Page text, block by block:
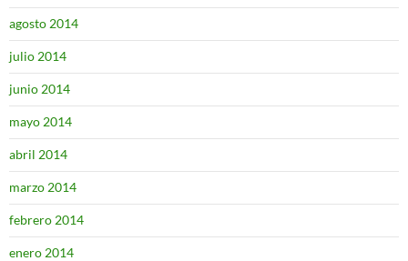
agosto 2014
julio 2014
junio 2014
mayo 2014
abril 2014
marzo 2014
febrero 2014
enero 2014